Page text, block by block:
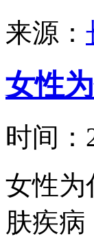
来源：
女性
时间：
女性为
肤疾